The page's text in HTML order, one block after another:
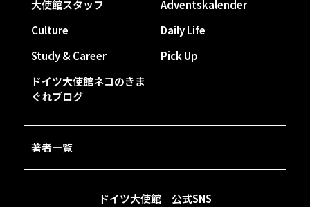
ドイツ大使館 公式SNS
大使館スタッフ
Adventskalender
Culture
Daily Life
Study & Career
Pick Up
ドイツ大使館ネコのきま
ぐれブログ
著者一覧